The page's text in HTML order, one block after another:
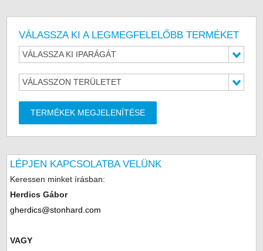
VÁLASSZA KI A LEGMEGFELELŐBB TERMÉKET
VÁLASSZA KI IPARÁGÁT
VÁLASSZON TERÜLETET
TERMÉKEK MEGJELENÍTÉSE
LÉPJEN KAPCSOLATBA VELÜNK
Keressen minket írásban:
Herdics Gábor
gherdics@stonhard.com
VAGY